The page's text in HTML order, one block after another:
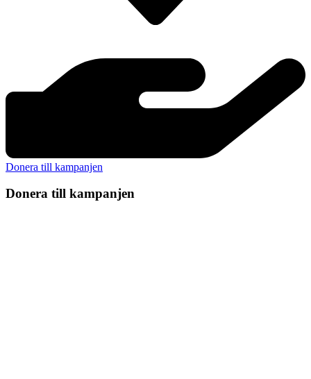
Donera till kampanjen
Donera till kampanjen